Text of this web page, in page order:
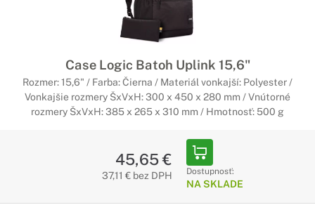
Case Logic Batoh Uplink 15,6"
Rozmer: 15,6" / Farba: Čierna / Materiál vonkajší: Polyester /
Vonkajšie rozmery ŠxVxH: 300 x 450 x 280 mm / Vnútorné
rozmery ŠxVxH: 385 x 265 x 310 mm / Hmotnosť: 500 g
45,65 €
37,11 € bez DPH Dostupnosť:
NA SKLADE